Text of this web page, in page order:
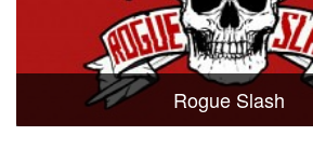
Rogue Slash